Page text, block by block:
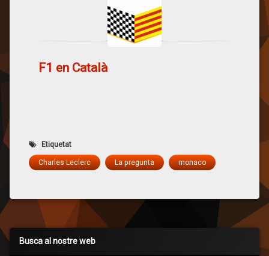
F1 en Català
Etiquetat
Charles Leclerc La pregunta monaco
Busca al nostre web